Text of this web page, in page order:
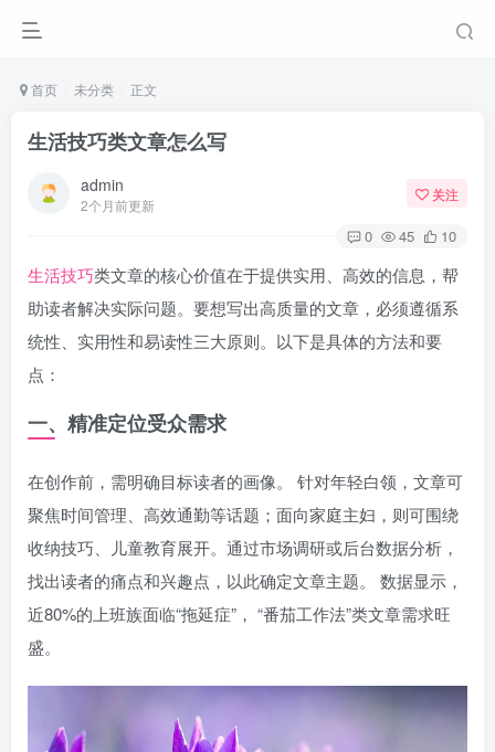
首页 未分类 正文
生活技巧类文章怎么写
admin
2个月前更新
关注
0 45 10
生活技巧类文章的核心价值在于提供实用、高效的信息，帮
助读者解决实际问题。要想写出高质量的文章，必须遵循系
统性、实用性和易读性三大原则。以下是具体的方法和要
点：
一、精准定位受众需求
在创作前，需明确目标读者的画像。 针对年轻白领，文章可
聚焦时间管理、高效通勤等话题；面向家庭主妇，则可围绕
收纳技巧、儿童教育展开。通过市场调研或后台数据分析，
找出读者的痛点和兴趣点，以此确定文章主题。 数据显示，
近80%的上班族面临“拖延症”， “番茄工作法”类文章需求旺
盛。